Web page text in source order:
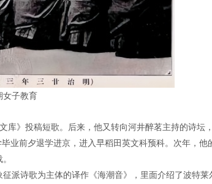
女子教育
库》投稿短歌。后来，他又转向河井醉茗主持的诗坛
业前夕退学进京，进入早稻田英文科预科。次年，他
派诗歌为主体的译作《海潮音》，里面介绍了波特莱